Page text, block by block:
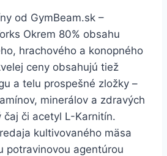
od GymBeam.sk –
Okrem 80% obsahu
hrachového a konopného
ceny obsahujú tiež
a telu prospešné zložky –
minerálov a zdravých
čaj či acetyl L-Karnitín.
kultivovaného mäsa
potravinovou agentúrou